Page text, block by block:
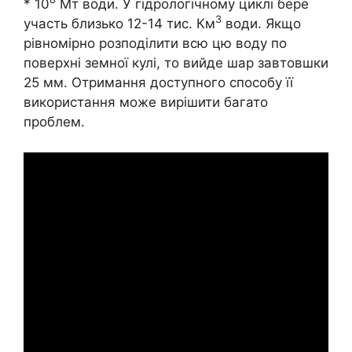
* 10
Мт води. У гідрологічному циклі бере
участь близько 12-14 тис. Км3 води. Якщо
рівномірно розподілити всю цю воду по
поверхні земної кулі, то вийде шар завтовшки
25 мм. Отримання доступного способу її
використання може вирішити багато
проблем.